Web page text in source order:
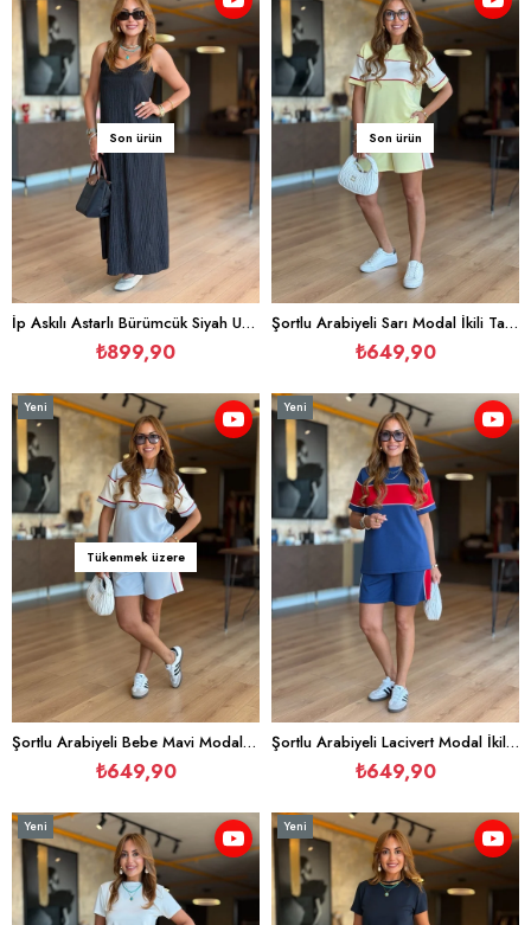
Son ürün
İp Askılı Astarlı Bürümcük Siyah Uzun Elbise
₺899,90
Ürün
Son ürün
Şortlu Arabiyeli Sarı Modal İkili Takım
₺649,90
Ürün
Tükenmek üzere
Şortlu Arabiyeli Bebe Mavi Modal İkili Takım
₺649,90
Yeni
Ürün
Şortlu Arabiyeli Lacivert Modal İkili Takım
₺649,90
Yeni
Ürün
Yeni
Ürün
Yeni
Ürün